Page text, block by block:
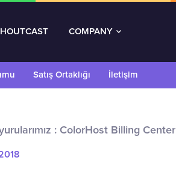
COMPANY
Satış Ortaklığı İletişim
: ColorHost Billing Center